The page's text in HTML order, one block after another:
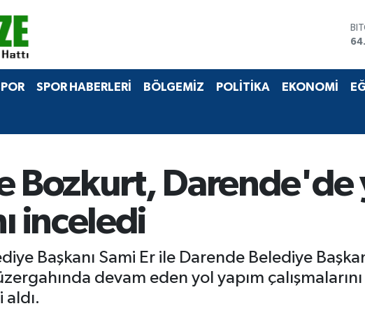
SPOR HABERLERİ BÖLGEMİZ POLİTİKA EKONOMİ
Bozkurt, Darende'de
inceledi
Başkanı Sami Er ile Darende Belediye
devam eden yol yapım
aldı.